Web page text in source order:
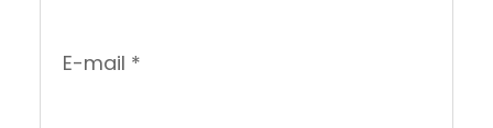
E-mail *